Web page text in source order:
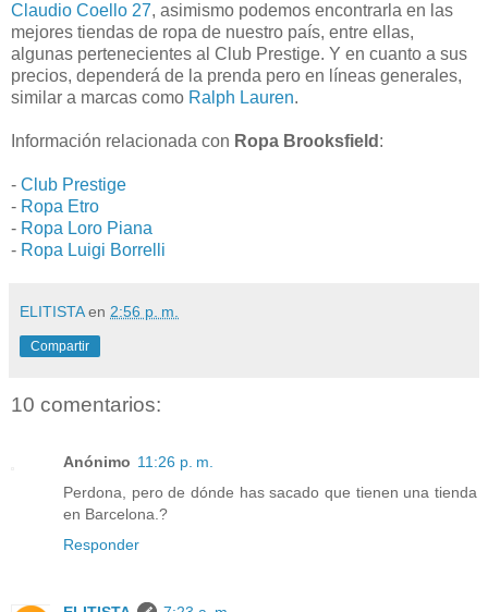
Claudio Coello 27, asimismo podemos encontrarla en las
mejores tiendas de ropa de nuestro país, entre ellas,
algunas pertenecientes al Club Prestige. Y en cuanto a sus
precios, dependerá de la prenda pero en líneas generales,
similar a marcas como Ralph Lauren.
Información relacionada con Ropa Brooksfield :
- Club Prestige
- Ropa Etro
- Ropa Loro Piana
- Ropa Luigi Borrelli
ELITISTA en 2:56 p. m.
Compartir
10 comentarios:
Anónimo 11:26 p. m.
Perdona, pero de dónde has sacado que tienen una tienda
en Barcelona.?
Responder